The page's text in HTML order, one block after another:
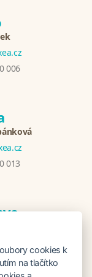
006
013
074
cookies k
na tlačítko